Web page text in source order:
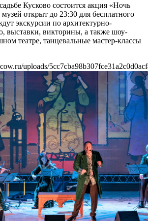
Кусково состоится акция «Ночь
открыт до 23:30 для бесплатного
экскурсии по архитектурно-
выставки, викторины, а также шоу-
театре, танцевальные мастер-классы
uploads/